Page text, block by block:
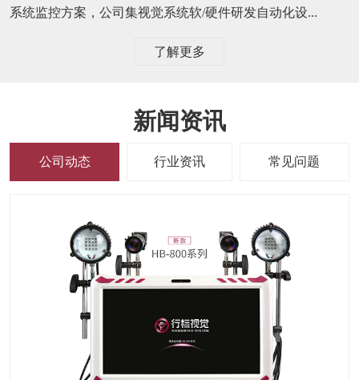
系统监控方案，公司集视觉系统软/硬件研发自动化设...
了解更多
新闻资讯
公司动态 行业资讯 常见问题